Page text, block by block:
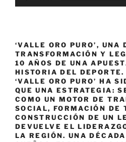
‘VALLE ORO PURO’, UNA
TRANSFORMACIÓN Y
10 AÑOS DE UNA
HISTORIA DEL
‘VALLE ORO PURO’ HA
QUE UNA ESTRATEGIA:
COMO UN MOTOR DE
SOCIAL, FORMACIÓN DE
CONSTRUCCIÓN DE UN
DEVUELVE EL
LA REGIÓN. UNA